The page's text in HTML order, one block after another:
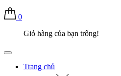
0
Giỏ hàng của bạn trống!
Trang chủ